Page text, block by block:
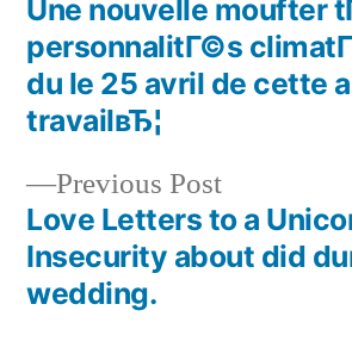
Previous Post
Love Letters to a
Insecurity about did
wedding.
Une nouvelle moufter
personnalitГ©s
du le 25 avril de cette
travailвЂ¦